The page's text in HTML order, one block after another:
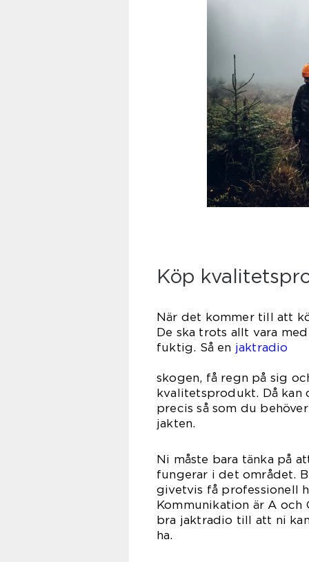
Köp
När det kommer till att
De ska trots allt vara
fuktig. Så en jaktradio
skogen, få regn på sig
kvalitetsprodukt. Då kan
precis så som du
Ni måste bara tänka på
fungerar i det området.
givetvis få professionell
Kommunikation är A och
bra jaktradio till att ni